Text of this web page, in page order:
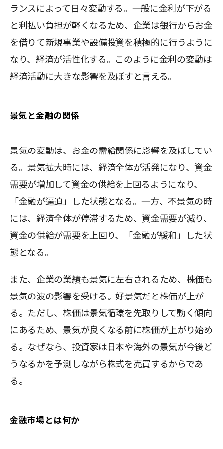
ランスによって日々変動する。一般に金利が下がる
と利払い負担が軽くなるため、企業は銀行からお金
を借りて新規事業や設備投資を積極的に行うように
なり、経済が活性化する。このように金利の変動は
経済活動に大きな影響を及ぼすと言える。
景気と金融の関係
景気の変動は、お金の需給関係に影響を及ぼしてい
る。景気拡大時には、経済全体が活発になり、資金
需要が増加して資金の供給を上回るようになり、
「金融が逼迫」した状態となる。一方、不景気の時
には、経済全体が停滞するため、資金需要が減り、
資金の供給が需要を上回り、「金融が緩和」した状
態となる。
また、企業の業績も景気に左右されるため、株価も
景気の波の影響を受ける。好景気だと株価が上が
る。ただし、株価は景気循環を先取りして動く傾向
にあるため、景気が良くなる前に株価が上がり始め
る。なぜなら、投資家は日本や海外の景気が今後ど
うなるかを予測しながら株式を売買するからであ
る。
金融市場とは何か